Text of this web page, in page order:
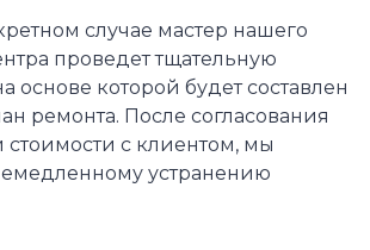
случае мастер нашего
проведет тщательную
основе которой будет составлен
ремонта. После согласования
стоимости с клиентом, мы
устранению